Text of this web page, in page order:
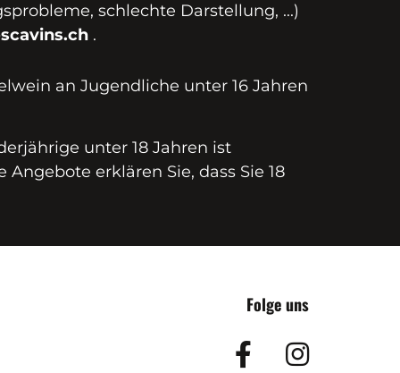
schlechte Darstellung, ...)
.
an Jugendliche unter 16 Jahren
unter 18 Jahren ist
erklären Sie, dass Sie 18
Folge uns
Facebook